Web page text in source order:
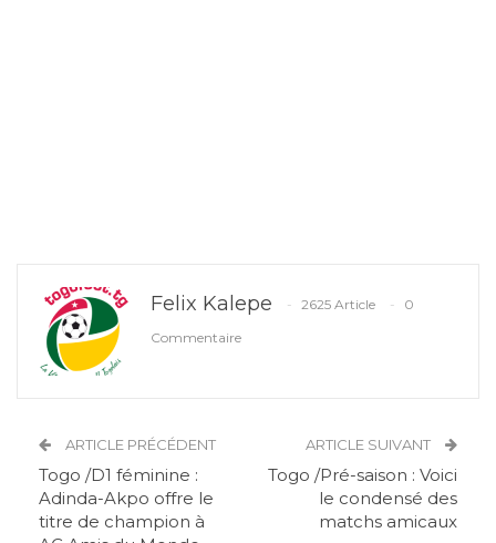
Felix Kalepe 2625 Article
0
Commentaire
ARTICLE PRÉCÉDENT
Togo /D1 féminine :
Adinda-Akpo offre le
titre de champion à
ARTICLE SUIVANT
Togo /Pré-saison : Voici
le condensé des
matchs amicaux